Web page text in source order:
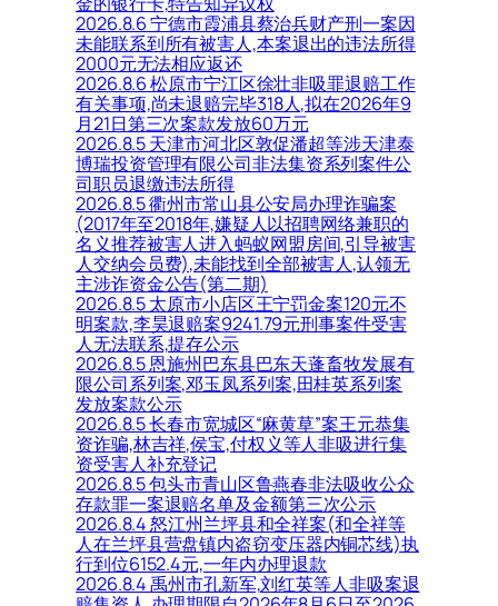
2026.8.6 宁德市霞浦县蔡治兵财产刑一案因
未能联系到所有被害人,本案退出的违法所得
2000元无法相应返还
2026.8.6 松原市宁江区徐壮非吸罪退赔工作
有关事项,尚未退赔完毕318人,拟在2026年9
月21日第三次案款发放60万元
2026.8.5 天津市河北区敦促潘超等涉天津泰
博瑞投资管理有限公司非法集资系列案件公
司职员退缴违法所得
2026.8.5 衢州市常山县公安局办理诈骗案
(2017年至2018年,嫌疑人以招聘网络兼职的
名义推荐被害人进入蚂蚁网盟房间,引导被害
人交纳会员费),未能找到全部被害人,认领无
主涉诈资金公告(第二期)
2026.8.5 太原市小店区王宁罚金案120元不
明案款,李昊退赔案9241.79元刑事案件受害
人无法联系,提存公示
2026.8.5 恩施州巴东县巴东天蓬畜牧发展有
限公司系列案,邓玉凤系列案,田桂英系列案
发放案款公示
2026.8.5 长春市宽城区“麻黄草”案王元恭集
资诈骗,林吉祥,侯宝,付权义等人非吸进行集
资受害人补充登记
2026.8.5 包头市青山区鲁燕春非法吸收公众
存款罪一案退赔名单及金额第三次公示
2026.8.4 怒江州兰坪县和全祥案(和全祥等
人在兰坪县营盘镇内盗窃变压器内铜芯线)执
行到位6152.4元,一年内办理退款
2026.8.4 禹州市孔新军,刘红英等人非吸案退